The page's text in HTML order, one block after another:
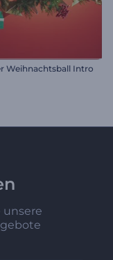
Weihnachtsball Intro
unsere